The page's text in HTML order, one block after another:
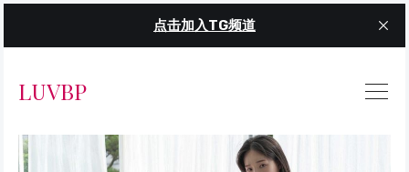
点击加入TG频道
LUVBP